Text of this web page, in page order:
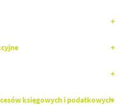
księgowych i podatkowych